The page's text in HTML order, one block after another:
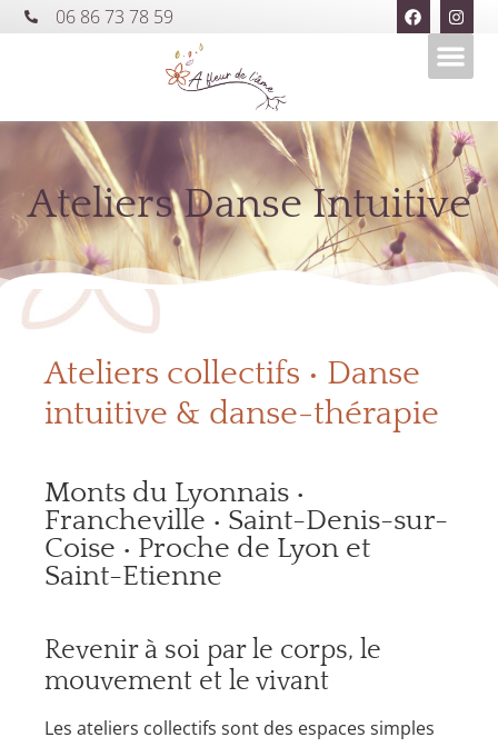
06 86 73 78 59
Ateliers Danse Intuitive
Ateliers collectifs • Danse
intuitive & danse-thérapie
Monts du Lyonnais •
Francheville • Saint-Denis-sur-
Coise • Proche de Lyon et
Saint-Etienne
Revenir à soi par le corps, le
mouvement et le vivant
Les ateliers collectifs sont des espaces simples